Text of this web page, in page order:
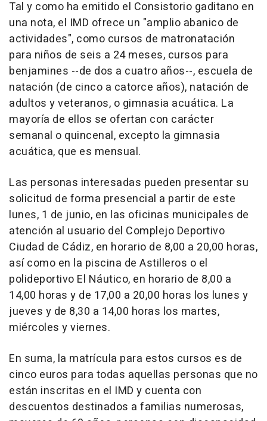
Tal y como ha emitido el Consistorio gaditano en
una nota, el IMD ofrece un "amplio abanico de
actividades", como cursos de matronatación
para niños de seis a 24 meses, cursos para
benjamines --de dos a cuatro años--, escuela de
natación (de cinco a catorce años), natación de
adultos y veteranos, o gimnasia acuática. La
mayoría de ellos se ofertan con carácter
semanal o quincenal, excepto la gimnasia
acuática, que es mensual.
Las personas interesadas pueden presentar su
solicitud de forma presencial a partir de este
lunes, 1 de junio, en las oficinas municipales de
atención al usuario del Complejo Deportivo
Ciudad de Cádiz, en horario de 8,00 a 20,00 horas,
así como en la piscina de Astilleros o el
polideportivo El Náutico, en horario de 8,00 a
14,00 horas y de 17,00 a 20,00 horas los lunes y
jueves y de 8,30 a 14,00 horas los martes,
miércoles y viernes.
En suma, la matrícula para estos cursos es de
cinco euros para todas aquellas personas que no
están inscritas en el IMD y cuenta con
descuentos destinados a familias numerosas,